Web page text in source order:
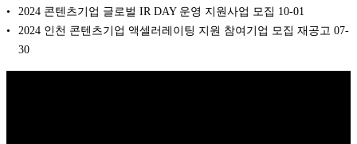
2024 콘텐츠기업 글로벌 IR DAY 운영 지원사업 모집 10-01
2024 인천 콘텐츠기업 액셀러레이팅 지원 참여기업 모집 재공고 07-
30